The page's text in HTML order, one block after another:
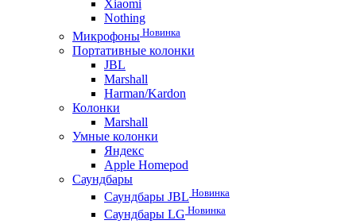
Xiaomi
Nothing
Микрофоны Новинка
Портативные колонки
JBL
Marshall
Harman/Kardon
Колонки
Marshall
Умные колонки
Яндекс
Apple Homepod
Саундбары
Саундбары JBL Новинка
Саундбары LG Новинка